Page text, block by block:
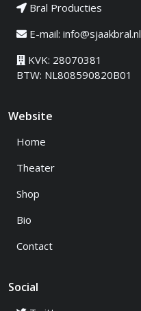
Bral Producties
E-mail: info@sjaakbral.nl
KVK: 28070381
BTW: NL808590820B01
Website
Home
Theater
Shop
Bio
Contact
Social